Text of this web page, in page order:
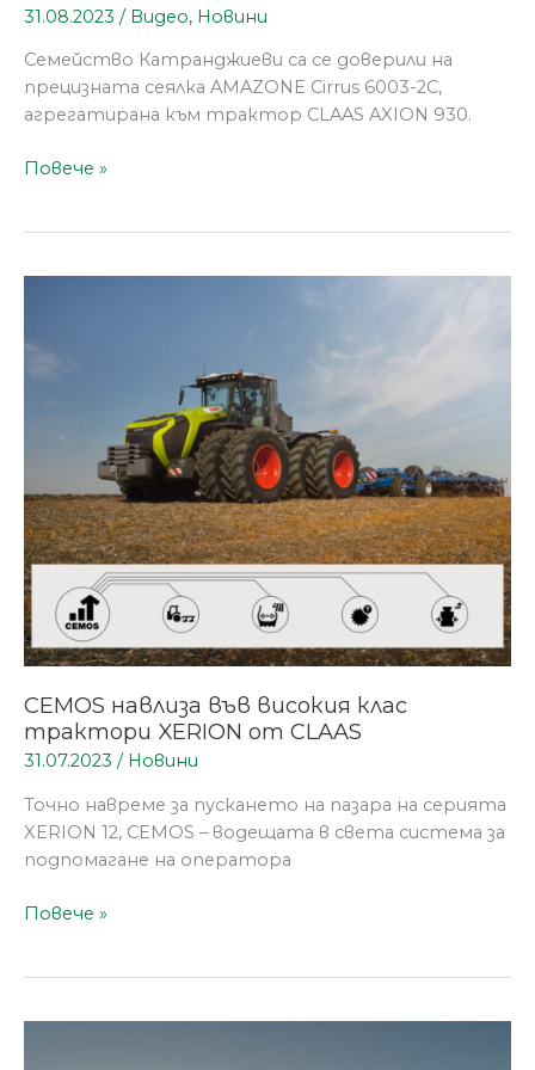
31.08.2023 / Видео, Новини
Семейство Катранджиеви са се доверили на
прецизната сеялка AMAZONE Cirrus 6003-2C,
агрегатирана към трактор CLAAS AXION 930.
Повече »
CEMOS навлиза във високия клас
трактори XERION от CLAAS
31.07.2023 / Новини
Точно навреме за пускането на пазара на серията
XERION 12, CEMOS – водещата в света система за
подпомагане на оператора
във
трактори
CLAAS
Повече »